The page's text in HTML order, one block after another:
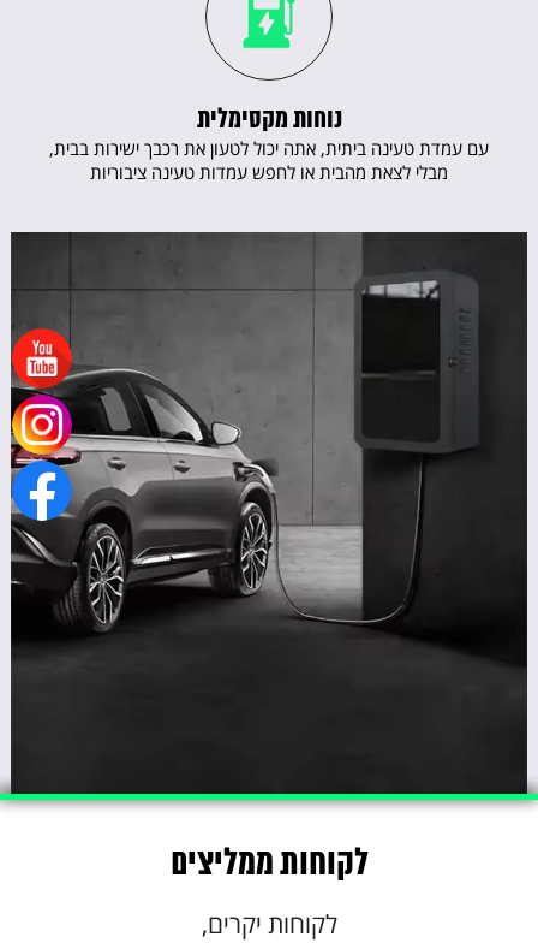
נוחות מקסימלית
עם עמדת טעינה ביתית, אתה יכול לטעון את רכבך ישירות בבית,
מבלי לצאת מהבית או לחפש עמדות טעינה ציבוריות
לקוחות ממליצים
לקוחות יקרים,